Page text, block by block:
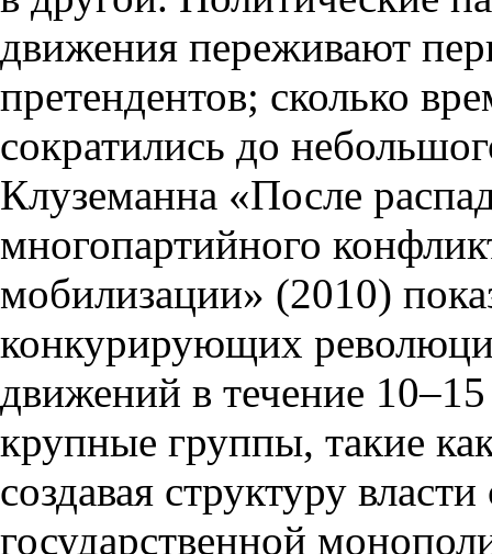
движения переживают
претендентов; сколько
сократились до
Клуземанна «После
многопартийного
мобилизации» (2010)
конкурирующих
движений в течение
крупные группы, такие
создавая структуру
государственной